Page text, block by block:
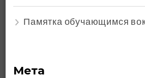
Памятка обучающимся
Мета